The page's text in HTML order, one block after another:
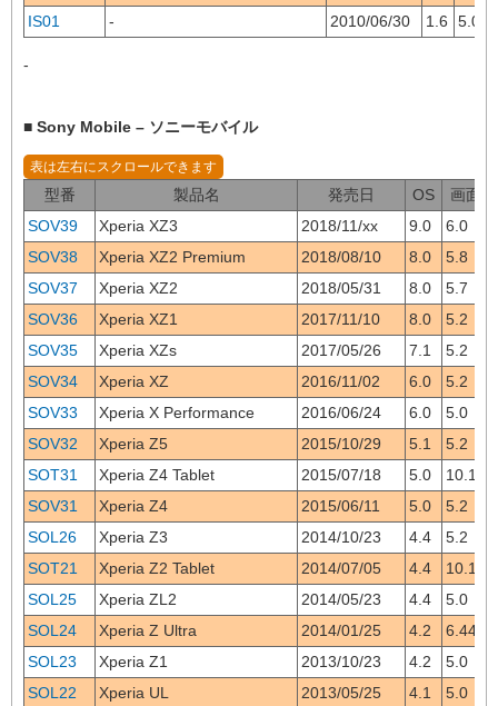
IS01
- 2010/06/30 1.6 5.0
-
■ Sony Mobile – ソニーモバイル
型番 製品名 発売日 OS
画面
SOV39
Xperia XZ3 2018/11/xx 9.0 6.0
SOV38
Xperia XZ2 Premium 2018/08/10 8.0 5.8
SOV37
Xperia XZ2 2018/05/31 8.0 5.7
SOV36
Xperia XZ1 2017/11/10 8.0 5.2
SOV35
Xperia XZs 2017/05/26 7.1 5.2
SOV34
Xperia XZ 2016/11/02 6.0 5.2
SOV33
Xperia X Performance 2016/06/24 6.0 5.0
SOV32
Xperia Z5 2015/10/29 5.1 5.2
SOT31
Xperia Z4 Tablet 2015/07/18 5.0 10.1
SOV31
Xperia Z4 2015/06/11 5.0 5.2
SOL26
Xperia Z3 2014/10/23 4.4 5.2
SOT21
Xperia Z2 Tablet 2014/07/05 4.4 10.1
SOL25
Xperia ZL2 2014/05/23 4.4 5.0
SOL24
Xperia Z Ultra 2014/01/25 4.2 6.44
SOL23
Xperia Z1 2013/10/23 4.2 5.0
SOL22
Xperia UL 2013/05/25 4.1 5.0